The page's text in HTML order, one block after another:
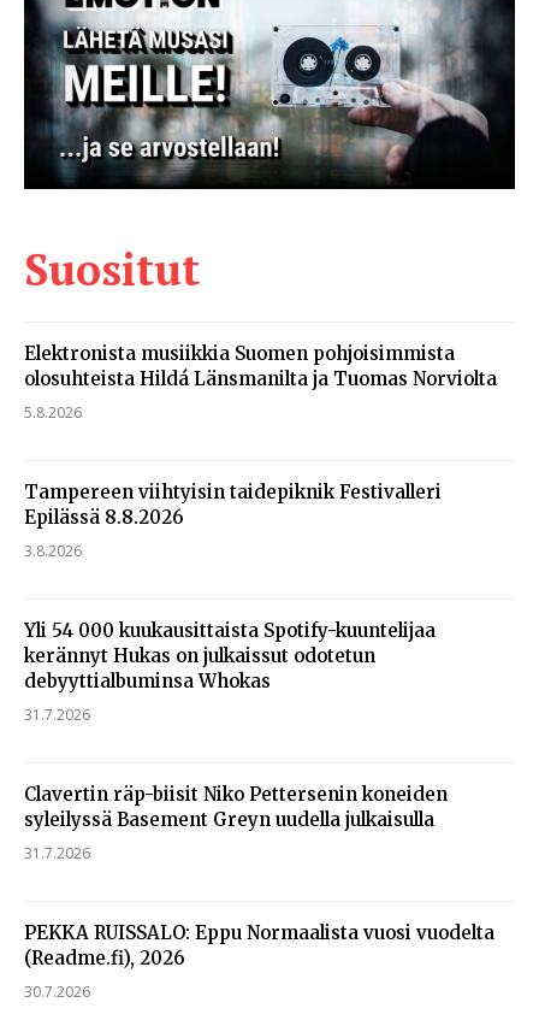
Suositut
Elektronista musiikkia Suomen pohjoisimmista
olosuhteista Hildá Länsmanilta ja Tuomas Norviolta
5.8.2026
Tampereen viihtyisin taidepiknik Festivalleri
Epilässä 8.8.2026
3.8.2026
Yli 54 000 kuukausittaista Spotify-kuuntelijaa
kerännyt Hukas on julkaissut odotetun
debyyttialbuminsa Whokas
31.7.2026
Clavertin räp-biisit Niko Pettersenin koneiden
syleilyssä Basement Greyn uudella julkaisulla
31.7.2026
PEKKA RUISSALO: Eppu Normaalista vuosi vuodelta
(Readme.fi), 2026
30.7.2026